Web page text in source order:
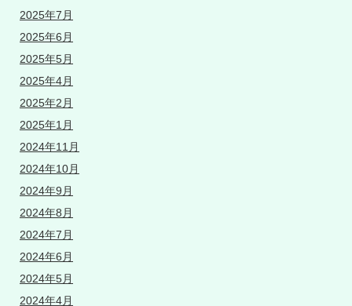
2025年7月
2025年6月
2025年5月
2025年4月
2025年2月
2025年1月
2024年11月
2024年10月
2024年9月
2024年8月
2024年7月
2024年6月
2024年5月
2024年4月